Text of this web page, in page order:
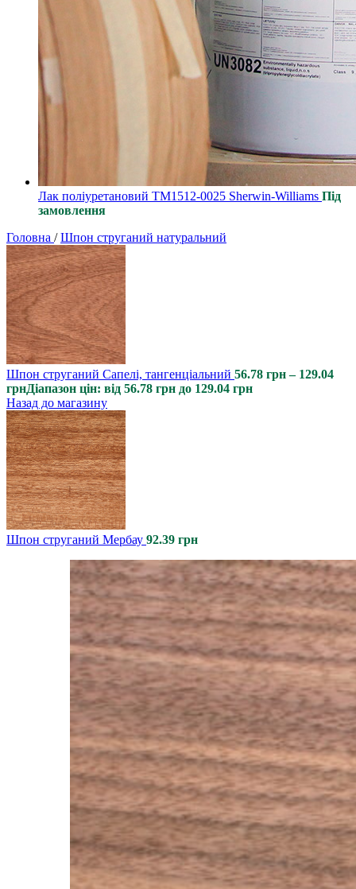
Лак поліуретановий ТМ1512-0025 Sherwin-Williams Під
замовлення
Головна / Шпон струганий натуральний
Шпон струганий Сапелі, тангенціальний 56.78 грн – 129.04
грнДіапазон цін: від 56.78 грн до 129.04 грн
Назад до магазину
Шпон струганий Мербау 92.39 грн